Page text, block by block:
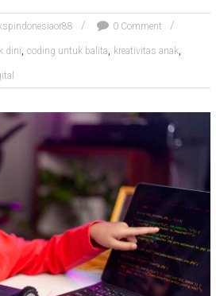
kspindonesiaor88 0 Comment
dini, coding untuk balita, kreativitas anak,